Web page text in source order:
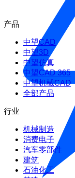
产品
中望CAD
中望3D
中望仿真
中望CAD 365
中望机械CAD
全部产品
行业
机械制造
消费电子
汽车零部件
建筑
石油化工